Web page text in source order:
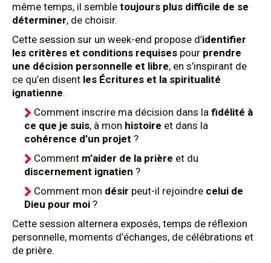
même temps, il semble toujours plus difficile de se
déterminer, de choisir.
Cette session sur un week-end propose d’identifier
les critères et conditions requises pour prendre
une décision personnelle et libre, en s’inspirant de
ce qu’en disent les Écritures et la spiritualité
ignatienne.
Comment inscrire ma décision dans la fidélité à
ce que je suis, à mon histoire et dans la
cohérence d’un projet ?
Comment m’aider de la prière et du
discernement ignatien ?
Comment mon désir peut-il rejoindre celui de
Dieu pour moi ?
Cette session alternera exposés, temps de réflexion
personnelle, moments d’échanges, de célébrations et
de prière.